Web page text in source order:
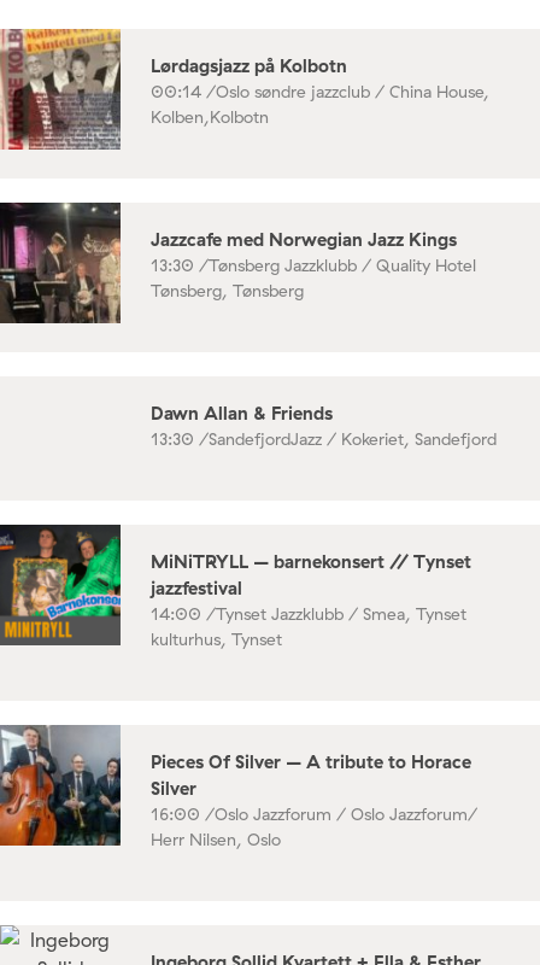
Lørdagsjazz på Kolbotn
00:14 /Oslo søndre jazzclub / China House,
Kolben,Kolbotn
Jazzcafe med Norwegian Jazz Kings
13:30 /Tønsberg Jazzklubb / Quality Hotel
Tønsberg, Tønsberg
Dawn Allan & Friends
13:30 /SandefjordJazz / Kokeriet, Sandefjord
MiNiTRYLL – barnekonsert // Tynset
jazzfestival
14:00 /Tynset Jazzklubb / Smea, Tynset
kulturhus, Tynset
Pieces Of Silver – A tribute to Horace
Silver
16:00 /Oslo Jazzforum / Oslo Jazzforum/
Herr Nilsen, Oslo